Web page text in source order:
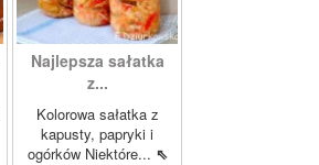
Najlepsza sałatka
z...
Kolorowa sałatka z
kapusty, papryki i
ogórków Niektóre... ⇖